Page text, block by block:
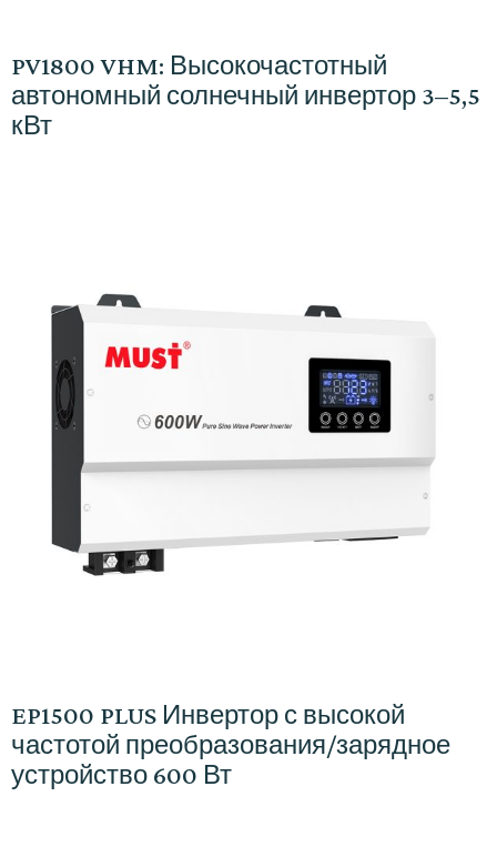
PV1800 VHM: Высокочастотный
автономный солнечный инвертор 3–5,5
кВт
EP1500 PLUS Инвертор с высокой
частотой преобразования/зарядное
устройство 600 Вт